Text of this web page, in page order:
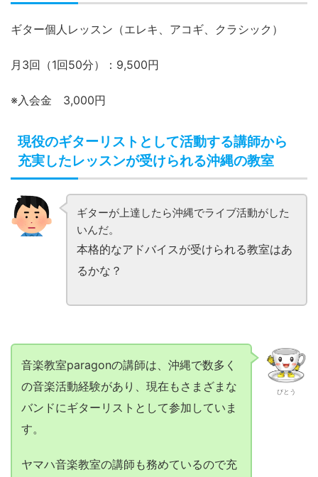
ギター個人レッスン（エレキ、アコギ、クラシック）
月3回（1回50分）：9,500円
※入会金 3,000円
現役のギターリストとして活動する講師から
充実したレッスンが受けられる沖縄の教室
ギターが上達したら沖縄でライブ活動がした
いんだ。
本格的なアドバイスが受けられる教室はあ
るかな？
びとう
音楽教室paragonの講師は、沖縄で数多く
の音楽活動経験があり、現在もさまざまな
バンドにギターリストとして参加していま
す。
ヤマハ音楽教室の講師も務めているので充